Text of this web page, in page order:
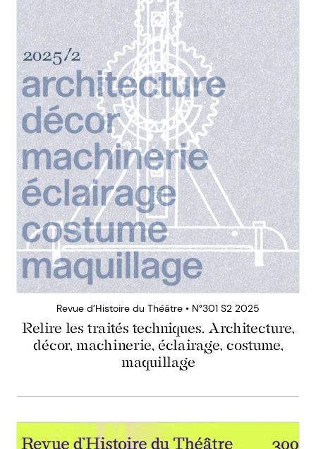
Revue d’Histoire du Théâtre • N°301 S2 2025
Relire les traités techniques. Architecture,
décor, machinerie, éclairage, costume,
maquillage